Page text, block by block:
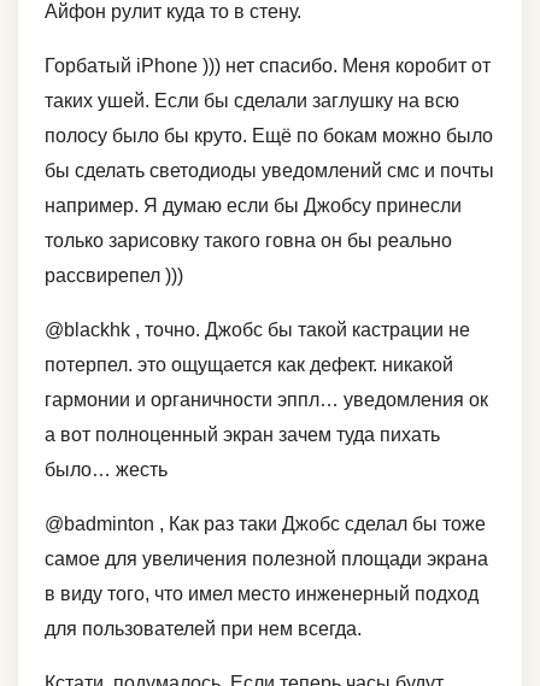
Айфон рулит куда то в стену.
Горбатый iPhone ))) нет спасибо. Меня коробит от
таких ушей. Если бы сделали заглушку на всю
полосу было бы круто. Ещё по бокам можно было
бы сделать светодиоды уведомлений смс и почты
например. Я думаю если бы Джобсу принесли
только зарисовку такого говна он бы реально
рассвирепел )))
@blackhk , точно. Джобс бы такой кастрации не
потерпел. это ощущается как дефект. никакой
гармонии и органичности эппл… уведомления ок
а вот полноценный экран зачем туда пихать
было… жесть
@badminton , Как раз таки Джобс сделал бы тоже
самое для увеличения полезной площади экрана
в виду того, что имел место инженерный подход
для пользователей при нем всегда.